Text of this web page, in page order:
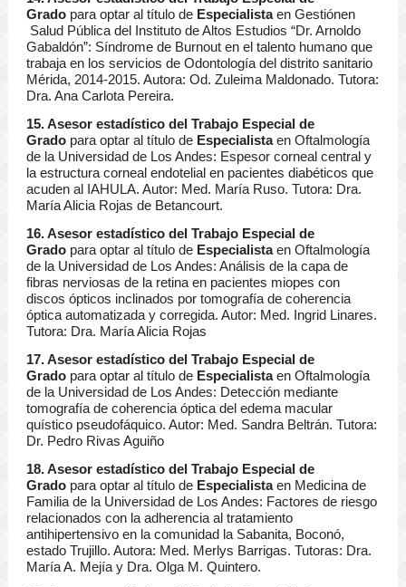
Gradopara optar al título de Especialistaen Gestiónen
Salud Pública del Instituto de Altos Estudios “Dr. Arnoldo
Gabaldón”: Síndrome de Burnout en el talento humano que
trabaja en los servicios de Odontología del distrito sanitario
Mérida, 2014-2015. Autora: Od. Zuleima Maldonado. Tutora:
Dra. Ana Carlota Pereira.
15. Asesor estadístico del Trabajo Especial de
Gradopara optar al título de Especialistaen Oftalmología
de la Universidad de Los Andes: Espesor corneal central y
la estructura corneal endotelial en pacientes diabéticos que
acuden al IAHULA. Autor: Med. María Ruso. Tutora: Dra.
María Alicia Rojas de Betancourt.
16. Asesor estadístico del Trabajo Especial de
Gradopara optar al título de Especialistaen Oftalmología
de la Universidad de Los Andes: Análisis de la capa de
fibras nerviosas de la retina en pacientes miopes con
discos ópticos inclinados por tomografía de coherencia
óptica automatizada y corregida. Autor: Med. Ingrid Linares.
Tutora: Dra. María Alicia Rojas
17. Asesor estadístico del Trabajo Especial de
Gradopara optar al título de Especialistaen Oftalmología
de la Universidad de Los Andes: Detección mediante
tomografía de coherencia óptica del edema macular
quístico pseudofáquico. Autor: Med. Sandra Beltrán. Tutora:
Dr. Pedro Rivas Aguiño
18. Asesor estadístico del Trabajo Especial de
Gradopara optar al título de Especialistaen Medicina de
Familia de la Universidad de Los Andes: Factores de riesgo
relacionados con la adherencia al tratamiento
antihipertensivo en la comunidad la Sabanita, Boconó,
estado Trujillo. Autora: Med. Merlys Barrigas. Tutoras: Dra.
María A. Mejía y Dra. Olga M. Quintero.